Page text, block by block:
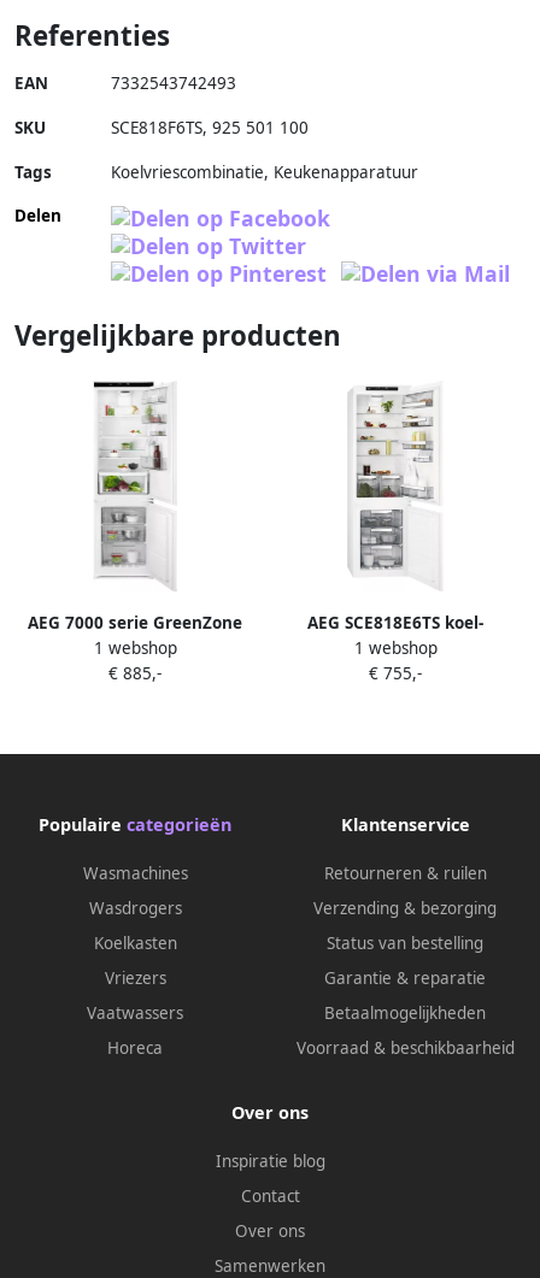
Referenties
EAN 7332543742493
SKU SCE818F6TS, 925 501 100
Tags
Koelvriescombinatie, Keukenapparatuur
Delen
Vergelijkbare producten
AEG 7000 serie GreenZone
Koel vrieskast inbouw 178
cm SCE818E8TS
1 webshop
€ 885,-
AEG SCE818E6TS koel-
vriescombinatie Ingebouwd
254 l Wit
1 webshop
€ 755,-
Populaire categorieën
Wasmachines
Wasdrogers
Koelkasten
Vriezers
Vaatwassers
Horeca
Klantenservice
Retourneren & ruilen
Verzending & bezorging
Status van bestelling
Garantie & reparatie
Betaalmogelijkheden
Voorraad & beschikbaarheid
Over ons
Inspiratie blog
Contact
Over ons
Samenwerken